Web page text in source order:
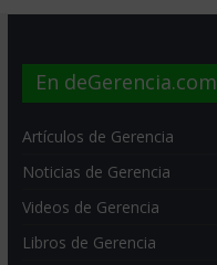
En deGerencia.com
Artículos de Gerencia
Noticias de Gerencia
Videos de Gerencia
Libros de Gerencia